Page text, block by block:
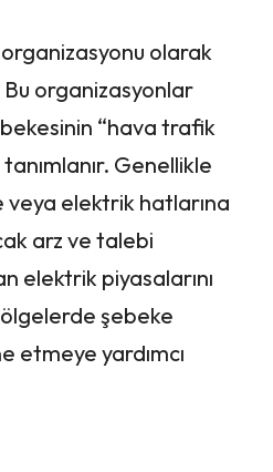
olarak
organizasyonlar
“hava trafik
Genellikle
elektrik hatlarına
arz ve talebi
elektrik piyasalarını
şebeke
etmeye yardımcı